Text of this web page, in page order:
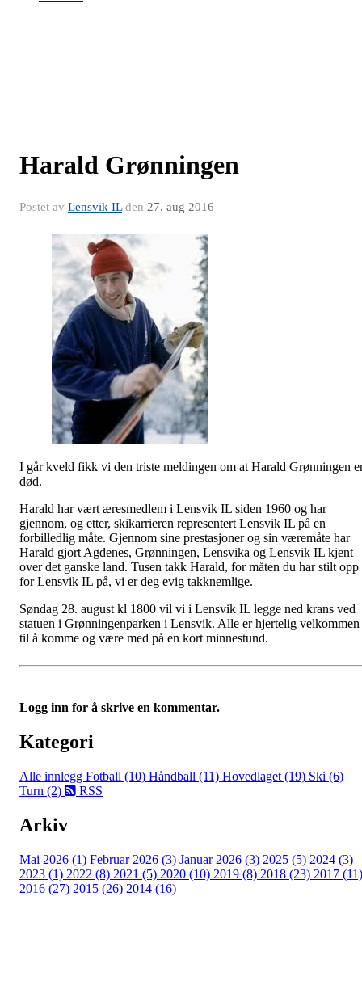
Harald Grønningen
Postet av Lensvik ILden 27. aug 2016
I går kveld fikk vi den triste meldingen om at Harald Grønningen
død.
Harald har vært æresmedlem i Lensvik IL siden 1960 og har
gjennom, og etter, skikarrieren representert Lensvik IL på en
forbilledlig måte. Gjennom sine prestasjoner og sin væremåte har
Harald gjort Agdenes, Grønningen, Lensvika og Lensvik IL kjent
over det ganske land. Tusen takk Harald, for måten du har stilt opp
for Lensvik IL på, vi er deg evig takknemlige.
Søndag 28. august kl 1800 vil vi i Lensvik IL legge ned krans ved
statuen i Grønningenparken i Lensvik. Alle er hjertelig velkommen
til å komme og være med på en kort minnestund.
Logg inn for å skrive en kommentar.
Kategori
Alle innlegg Fotball (10) Håndball (11) Hovedlaget (19) Ski (6)
Turn (2)
RSS
Arkiv
Mai 2026 (1) Februar 2026 (3) Januar 2026 (3) 2025 (5) 2024 (3)
2023 (1) 2022 (8) 2021 (5) 2020 (10) 2019 (8) 2018 (23) 2017 (11)
2016 (27) 2015 (26) 2014 (16)